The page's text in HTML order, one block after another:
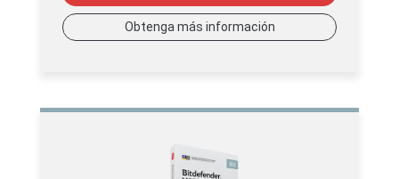
Obtenga más información